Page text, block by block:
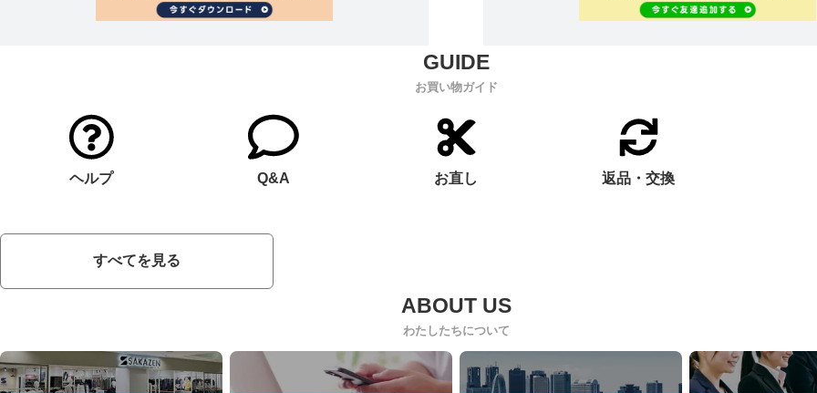
お買い物ガイド
ヘルプ Q&A お直し 返品・交換
すべてを見る
わたしたちについて